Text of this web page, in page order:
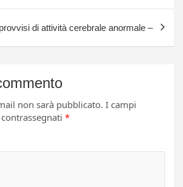
di attività cerebrale anormale –
non sarà pubblicato. I campi
*